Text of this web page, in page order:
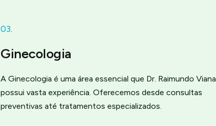
03.
Ginecologia
A Ginecologia é uma área essencial que Dr. Raimundo Viana
possui vasta experiência. Oferecemos desde consultas
preventivas até tratamentos especializados.